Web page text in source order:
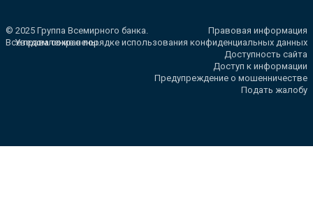
© 2025 Группа Всемирного банка.
Все права сохранены.
Правовая информация
Уведомление о порядке использования конфиденциальных данных
Доступность сайта
Доступ к информации
Предупреждение о мошенничестве
Подать жалобу